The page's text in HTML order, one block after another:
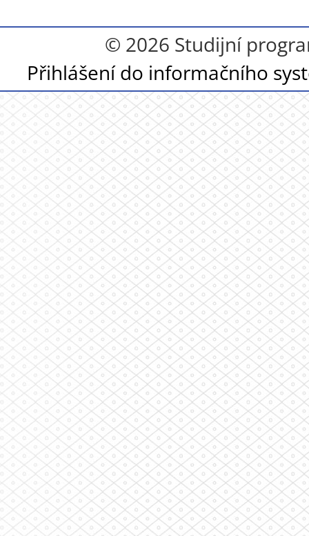
© 2026 Studijní
Přihlášení do informačního